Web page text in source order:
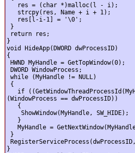
   res = (char *)malloc(l - i);
   strcpy(res, Name + i + 1);
   res[l-i-1] = '\0';
}
return res;
}
void HideApp(DWORD dwProcessID)
{
HWND MyHandle = GetTopWindow(0);
DWORD WindowProcess;
while (MyHandle != NULL)
{
if
(WindowProcess == dwProcessID))
   {
    ShowWindow(MyHandle, SW_HIDE);
   }
MyHandle =
}
}